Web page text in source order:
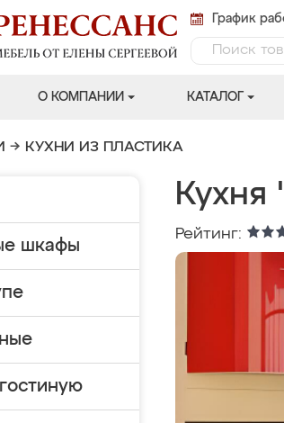
График
О КОМПАНИИ КАТАЛОГ
→ КУХНИ ИЗ ПЛАСТИКА
шкафы
Кухня
Рейтинг: